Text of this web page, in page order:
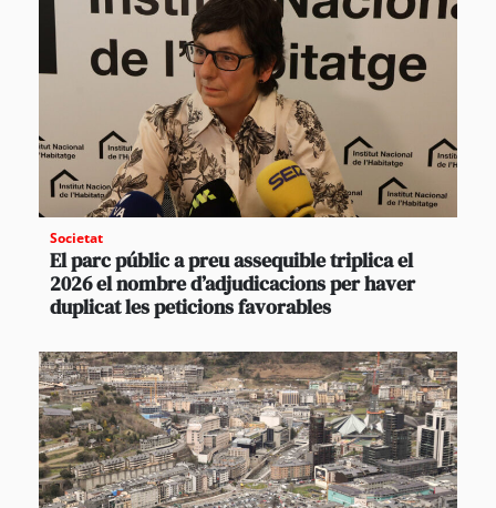
Societat
El parc públic a preu assequible triplica el
2026 el nombre d’adjudicacions per haver
duplicat les peticions favorables